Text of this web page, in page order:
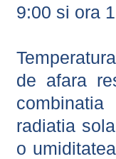
9:00 si ora
de afara
radiatia
o